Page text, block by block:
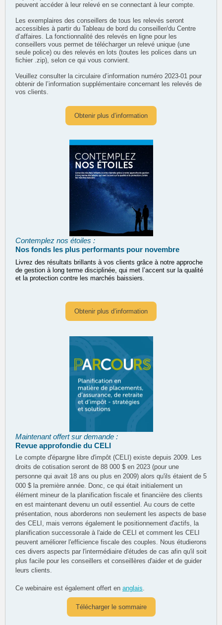
peuvent accéder à leur relevé en se connectant à leur compte.
Les exemplaires des conseillers de tous les relevés seront
accessibles à partir du Tableau de bord du conseiller/du Centre
d’affaires. La fonctionnalité des relevés en ligne pour les
conseillers vous permet de télécharger un relevé unique (une
seule police) ou des relevés en lots (toutes les polices dans un
fichier .zip), selon ce qui vous convient.
Veuillez consulter la circulaire d’information numéro 2023-01 pour
obtenir de l’information supplémentaire concernant les relevés de
vos clients.
Obtenir plus d’information
Contemplez nos étoiles :
Nos fonds les plus performants pour novembre
Livrez des résultats brillants à vos clients grâce à notre approche
de gestion à long terme disciplinée, qui met l’accent sur la qualité
et la protection contre les marchés baissiers.
Obtenir plus d’information
Maintenant offert sur demande :
Revue approfondie du CELI
Le compte d'épargne libre d'impôt (CELI) existe depuis 2009. Les
droits de cotisation seront de 88 000 $ en 2023 (pour une
personne qui avait 18 ans ou plus en 2009) alors qu'ils étaient de 5
000 $ la première année. Donc, ce qui était initialement un
élément mineur de la planification fiscale et financière des clients
en est maintenant devenu un outil essentiel. Au cours de cette
présentation, nous aborderons non seulement les aspects de base
des CELI, mais verrons également le positionnement d'actifs, la
planification successorale à l'aide de CELI et comment les CELI
peuvent améliorer l'efficience fiscale des couples. Nous étudierons
ces divers aspects par l'intermédiaire d'études de cas afin qu'il soit
plus facile pour les conseillers et conseillères d'aider et de guider
leurs clients.
Ce webinaire est également offert en anglais
Télécharger le sommaire